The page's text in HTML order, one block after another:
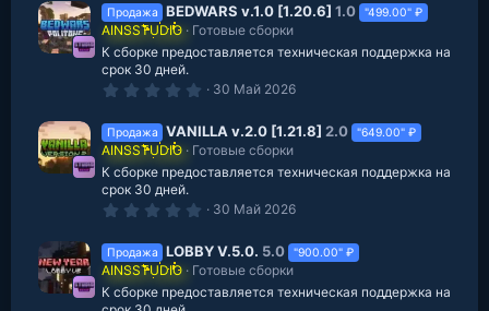
0
з
в
е
Продажа BEDWARS v.1.0 [1.20.6] 1.0 "499.00" ₽
AINSSTUDIO
Готовые сборки
К сборке предоставляется техническая поддержка на
срок 30 дней.
0
0
з
в
е
30 Май 2026
Продажа VANILLA v.2.0 [1.21.8] 2.0 "649.00" ₽
AINSSTUDIO
Готовые сборки
К сборке предоставляется техническая поддержка на
срок 30 дней.
0
0
з
в
е
30 Май 2026
Продажа LOBBY V.5.0. 5.0 "900.00" ₽
AINSSTUDIO
Готовые сборки
К сборке предоставляется техническая поддержка на